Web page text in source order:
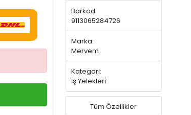
Barkod:
9113065284726
Marka:
Mervem
Kategori:
İş Yelekleri
Tüm Özellikler